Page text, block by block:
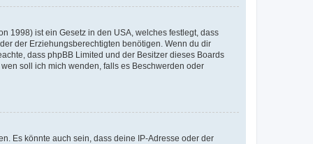
1998) ist ein Gesetz in den USA, welches festlegt, dass
der Erziehungsberechtigten benötigen. Wenn du dir
dass phpBB Limited und der Besitzer dieses Boards
soll ich mich wenden, falls es Beschwerden oder
Es könnte auch sein, dass deine IP-Adresse oder der